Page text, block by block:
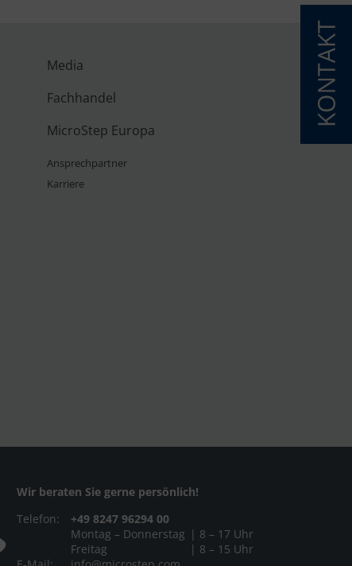
Media
Fachhandel
MicroStep Europa
Ansprechpartner
Karriere
Wir beraten Sie gerne persönlich!
Telefon:
+49 8247 96294 00
Montag – Donnerstag | 8 – 17 Uhr
Freitag
| 8 – 15 Uhr